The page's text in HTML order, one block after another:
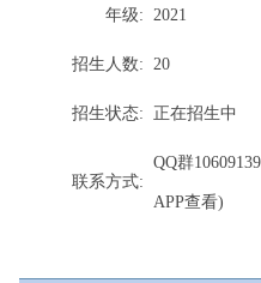
年级: 2021
招生人数: 20
招生状态: 正在招生中
联系方式:
QQ群
APP查看)